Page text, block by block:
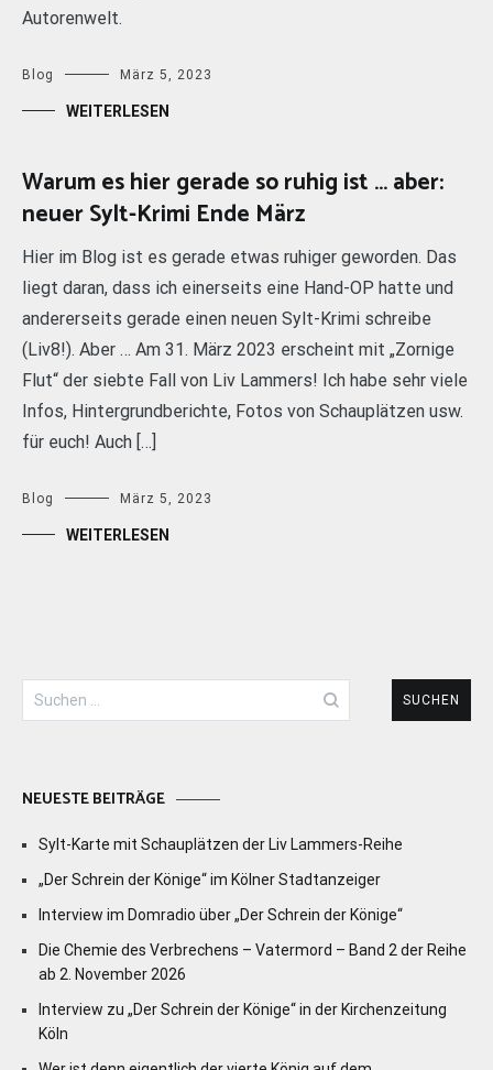
Autorenwelt.
Blog März 5, 2023
WEITERLESEN
Warum es hier gerade so ruhig ist … aber:
neuer Sylt-Krimi Ende März
Hier im Blog ist es gerade etwas ruhiger geworden. Das
liegt daran, dass ich einerseits eine Hand-OP hatte und
andererseits gerade einen neuen Sylt-Krimi schreibe
(Liv8!). Aber … Am 31. März 2023 erscheint mit „Zornige
Flut“ der siebte Fall von Liv Lammers! Ich habe sehr viele
Infos, Hintergrundberichte, Fotos von Schauplätzen usw.
für euch! Auch […]
Blog März 5, 2023
WEITERLESEN
Suchen
nach:
NEUESTE BEITRÄGE
Sylt-Karte mit Schauplätzen der Liv Lammers-Reihe
„Der Schrein der Könige“ im Kölner Stadtanzeiger
Interview im Domradio über „Der Schrein der Könige“
Die Chemie des Verbrechens – Vatermord – Band 2 der Reihe
ab 2. November 2026
Interview zu „Der Schrein der Könige“ in der Kirchenzeitung
Köln